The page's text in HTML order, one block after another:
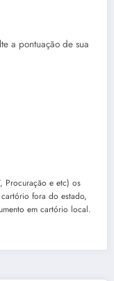
a pontuação de sua
Procuração e etc) os
fora do estado,
em cartório local.